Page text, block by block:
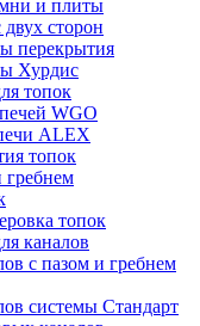
и плиты
сторон
перекрытия
Хурдис
топок
WGO
ALEX
топок
гребнем
топок
каналов
с пазом и гребнем
системы Стандарт